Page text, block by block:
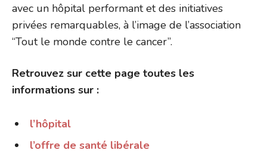
avec un hôpital performant et des initiatives
privées remarquables, à l’image de l’association
“Tout le monde contre le cancer”.
Retrouvez sur cette page toutes les
informations sur :
l’hôpital
l’offre de santé libérale